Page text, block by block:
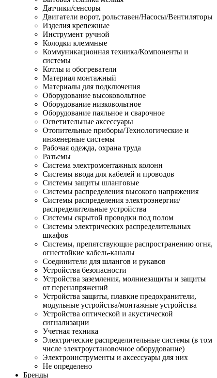
Датчики/сенсоры
Двигатели ворот, рольставен/Насосы/Вентиляторы
Изделия крепежные
Инструмент ручной
Колодки клеммные
Коммуникационная техника/Компоненты и
системы
Котлы и обогреватели
Материал монтажный
Материалы для подключения
Оборудование высоковольтное
Оборудование низковольтное
Оборудование паяльное и сварочное
Осветительные аксессуары
Отопительные приборы/Технологические и
инженерные системы
Рабочая одежда, охрана труда
Разъемы
Система электромонтажных колонн
Системы ввода для кабелей и проводов
Системы защиты шланговые
Системы распределения высокого напряжения
Системы распределения электроэнергии/
распределительные устройства
Системы скрытой проводки под полом
Системы электрических распределительных
шкафов
Системы, препятствующие распространению огня,
огнестойкие кабель-каналы
Соединители для шлангов и рукавов
Устройства безопасности
Устройства заземления, молниезащиты и защиты
от перенапряжений
Устройства защиты, плавкие предохранители,
модульные устройства/монтажные устройства
Устройства оптической и акустической
сигнализации
Учетная техника
Электрические распределительные системы (в том
числе электроустановочное оборудование)
Электроинструменты и аксессуары для них
Не определено
Бренды